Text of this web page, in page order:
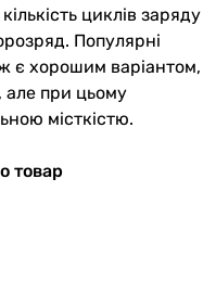
циклів заряду
Популярні
є хорошим варіантом,
але при цьому
місткістю.
товар